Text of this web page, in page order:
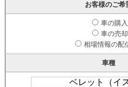
お客様のご希
車の購入
車の売却
相場情報の配
車種